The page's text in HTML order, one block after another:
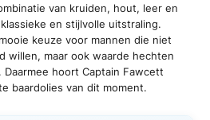
van kruiden, hout, leer en
en stijlvolle uitstraling.
keuze voor mannen die niet
willen, maar ook waarde hechten
hoort Captain Fawcett
baardolies van dit moment.